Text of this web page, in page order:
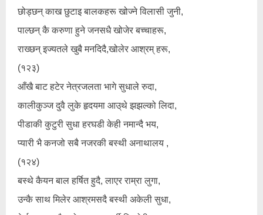
छोड्छन् काख छुटाइ बालकहरू खोज्ने विलासी जुनी,
पाल्छन् कै करुणा हुने जनसधै खोजेर बच्चाहरू,
राख्छन् इज्यतले खुबै मनदिदै,खोलेर आश्रम् हरू,
(१२३)
आँखै बाट हटेर नेत्रजलता भागे सुधाले रुदा,
कालीकुञ्ज दुवै लुके हृदयमा आउ्थे झझल्को लिदा,
पीडाकी कुटुरी सुधा हरघडी केही नमान्दै भय,
प्यारी भै कनजो सबै नजरकी बस्थी अनाथालय ,
(१२४)
बस्थे कैयन बाल हर्षित हुदै, लाएर राम्रा लुगा,
उन्कै साथ मिलेर आश्रमसदै बस्थी अकेली सुधा,